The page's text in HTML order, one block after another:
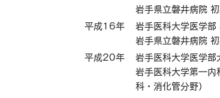
岩手県立磐井病院
平成16年
岩手医科大学医学部
岩手県立磐井病院
平成20年
岩手医科大学医学
岩手医科大学第一内
科・消化管分野）